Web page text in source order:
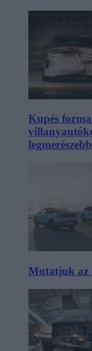
Kupés
Mutatjuk az